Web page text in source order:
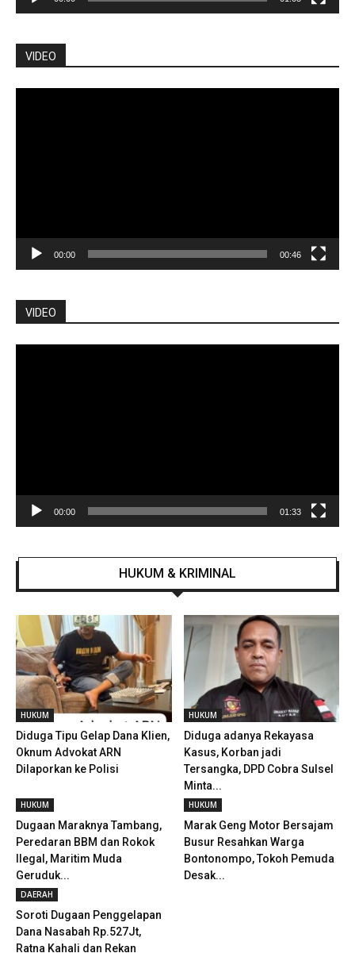
VIDEO
00:00 00:46
VIDEO
00:00 01:33
HUKUM & KRIMINAL
HUKUM
Diduga Tipu Gelap Dana Klien,
Oknum Advokat ARN
Dilaporkan ke Polisi
HUKUM
Diduga adanya Rekayasa
Kasus, Korban jadi
Tersangka, DPD Cobra Sulsel
Minta...
HUKUM
Dugaan Maraknya Tambang,
Peredaran BBM dan Rokok
Ilegal, Maritim Muda
Geruduk...
HUKUM
Marak Geng Motor Bersajam
Busur Resahkan Warga
Bontonompo, Tokoh Pemuda
Desak...
DAERAH
Soroti Dugaan Penggelapan
Dana Nasabah Rp.527Jt,
Ratna Kahali dan Rekan